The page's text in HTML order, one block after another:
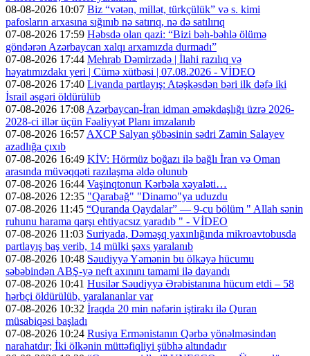
08-08-2026 10:07 Biz “vətən, millət, türkçülük” və s. kimi
pafosların arxasına sığınıb nə satırıq, nə də satılırıq
07-08-2026 17:59 Həbsdə olan qazi: “Bizi bəh-bəhlə ölümə
göndərən Azərbaycan xalqı arxamızda durmadı”
07-08-2026 17:44 Mehrab Dəmirzadə | İlahi razılıq və
həyatımızdakı yeri | Cümə xütbəsi | 07.08.2026 - VİDEO
07-08-2026 17:40 Livanda partlayış: Atəşkəsdən bəri ilk dəfə iki
İsrail əsgəri öldürülüb
07-08-2026 17:08 Azərbaycan-İran idman əməkdaşlığı üzrə 2026-
2028-ci illər üçün Fəaliyyət Planı imzalanıb
07-08-2026 16:57 AXCP Salyan şöbəsinin sədri Zamin Salayev
azadlığa çıxıb
07-08-2026 16:49 KİV: Hörmüz boğazı ilə bağlı İran və Oman
arasında müvəqqəti razılaşma əldə olunub
07-08-2026 16:44 Vaşinqtonun Kərbəla xəyaləti…
07-08-2026 12:35 "Qarabağ" "Dinamo"ya uduzdu
07-08-2026 11:45 “Quranda Qaydalar” — 9-cu bölüm " Allah sənin
ruhunu harama qarşı ehtiyacsız yaradıb " - VİDEO
07-08-2026 11:03 Suriyada, Dəməşq yaxınlığında mikroavtobusda
partlayış baş verib, 14 mülki şəxs yaralanıb
07-08-2026 10:48 Səudiyyə Yəmənin bu ölkəyə hücumu
səbəbindən ABŞ-yə neft axınını tamami ilə dayandı
07-08-2026 10:41 Husilər Səudiyyə Ərəbistanına hücum etdi – 58
hərbçi öldürülüb, yaralananlar var
07-08-2026 10:32 İraqda 20 min nəfərin iştirakı ilə Quran
müsabiqəsi başladı
07-08-2026 10:24 Rusiya Ermənistanın Qərbə yönəlməsindən
narahatdır; İki ölkənin müttəfiqliyi şübhə altındadır